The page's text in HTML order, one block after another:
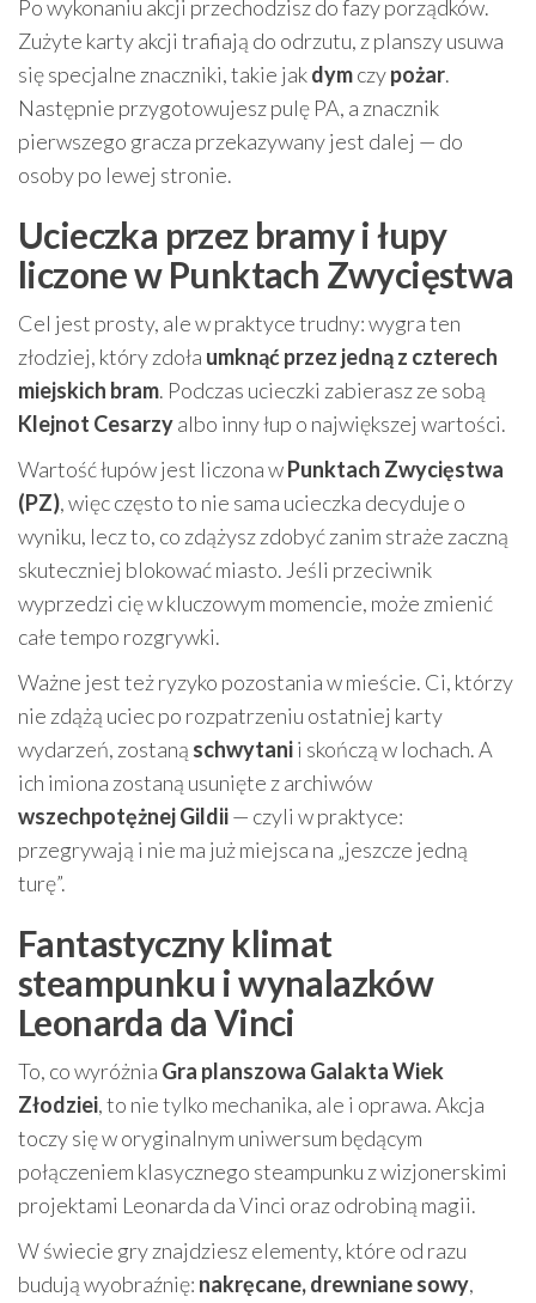
Po wykonaniu akcji przechodzisz do fazy porządków.
Zużyte karty akcji trafiają do odrzutu, z planszy usuwa
się specjalne znaczniki, takie jakdymczypożar.
Następnie przygotowujesz pulę PA, a znacznik
pierwszego gracza przekazywany jest dalej — do
osoby po lewej stronie.
Ucieczka przez bramy i łupy
liczone w Punktach Zwycięstwa
Cel jest prosty, ale w praktyce trudny: wygra ten
złodziej, który zdoła umknąć przez jedną z czterech
miejskich bram. Podczas ucieczki zabierasz ze sobą
Klejnot Cesarzyalbo inny łup o największej wartości.
Wartość łupów jest liczona wPunktach Zwycięstwa
(PZ), więc często to nie sama ucieczka decyduje o
wyniku, lecz to, co zdążysz zdobyć zanim straże zaczną
skuteczniej blokować miasto. Jeśli przeciwnik
wyprzedzi cię w kluczowym momencie, może zmienić
całe tempo rozgrywki.
Ważne jest też ryzyko pozostania w mieście. Ci, którzy
nie zdążą uciec po rozpatrzeniu ostatniej karty
wydarzeń, zostaną schwytanii skończą w lochach. A
ich imiona zostaną usunięte z archiwów
wszechpotężnej Gildii— czyli w praktyce:
przegrywają i nie ma już miejsca na „jeszcze jedną
turę”.
Fantastyczny klimat
steampunku i wynalazków
Leonarda da Vinci
To, co wyróżnia Gra planszowa Galakta Wiek
Złodziei, to nie tylko mechanika, ale i oprawa. Akcja
toczy się w oryginalnym uniwersum będącym
połączeniem klasycznego steampunku z wizjonerskimi
projektami Leonarda da Vinci oraz odrobiną magii.
W świecie gry znajdziesz elementy, które od razu
budują wyobraźnię: nakręcane, drewniane sowy,